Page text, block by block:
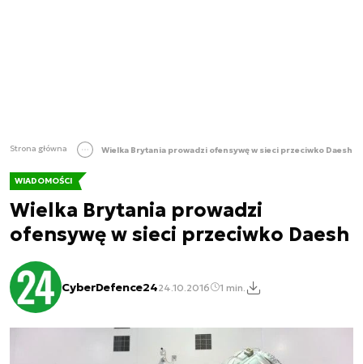
Strona główna Wielka Brytania prowadzi ofensywę w sieci przeciwko Daesh
WIADOMOŚCI
Wielka Brytania prowadzi
ofensywę w sieci przeciwko Daesh
CyberDefence2424.10.2016 1 min.